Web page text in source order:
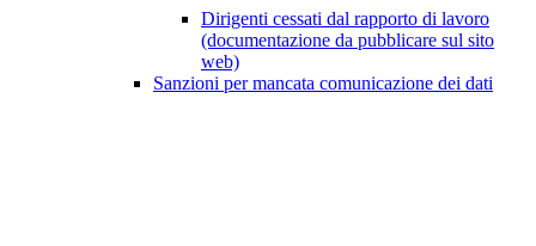
Dirigenti cessati dal rapporto di lavoro
(documentazione da pubblicare sul sito
web)
Sanzioni per mancata comunicazione dei dati